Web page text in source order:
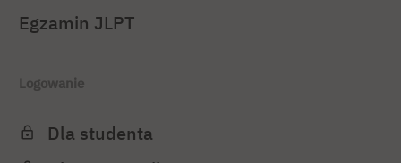
Egzamin JLPT
Logowanie
Dla studenta